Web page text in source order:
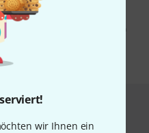
wir Ihnen ein
Sie dem Erhalt von E-Mail-
Nutzungsverhaltens zu. Die
Informationen finden Sie in